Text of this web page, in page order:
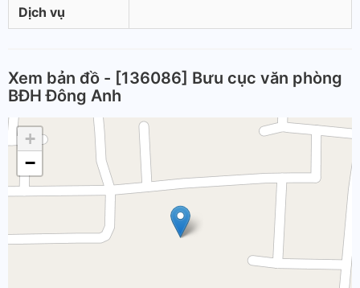
Dịch vụ
Xem bản đồ - [136086] Bưu cục văn phòng
BĐH Đông Anh
+
−